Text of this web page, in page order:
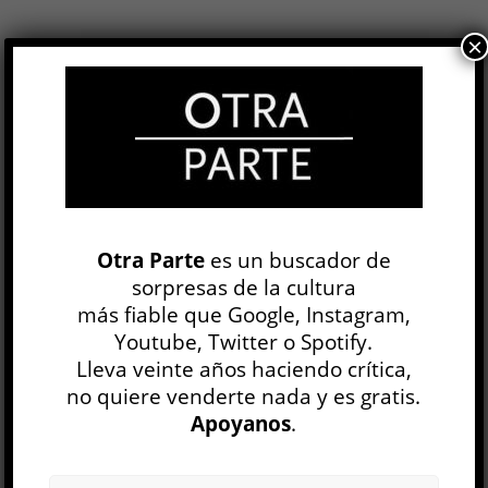
LITERATURA IBEROAMERICANA
Nicolás Merino
centenar de películas, algunas de las cuales
siguen inéditas y alimentan el...
LEER MÁS
El ejército ciego
David Toscana
LITERATURA IBEROAMERICANA
Otra Partees un buscador de
sorpresas de la cultura
más fiable que Google, Instagram,
Youtube, Twitter o Spotify.
Lleva veinte años haciendo crítica,
no quiere venderte nada y es gratis.
Apoyanos.
×